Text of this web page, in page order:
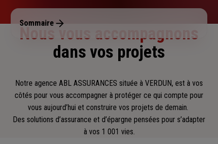
Dimanche : Fermé
Sommaire
Nous vous accompagnons
dans vos projets
Notre agence ABL ASSURANCES située à VERDUN, est à vos
côtés pour vous accompagner à protéger ce qui compte pour
vous aujourd’hui et construire vos projets de demain.
Des solutions d’assurance et d’épargne pensées pour s’adapter
à vos 1 001 vies.